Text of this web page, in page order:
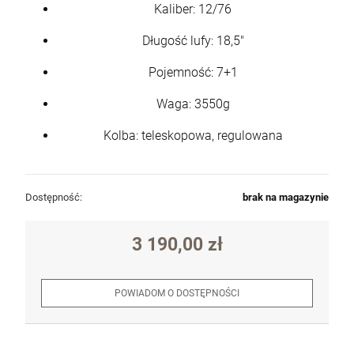
Kaliber: 12/76
Długość lufy: 18,5"
Pojemność: 7+1
Waga: 3550g
Kolba: teleskopowa, regulowana
Dostępność: brak na magazynie
3 190,00 zł
POWIADOM O DOSTĘPNOŚCI